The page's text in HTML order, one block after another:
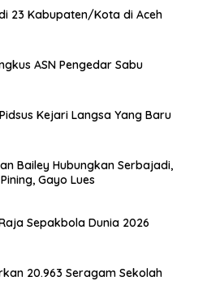
23 Kabupaten/Kota di Aceh
ASN Pengedar Sabu
Kejari Langsa Yang Baru
Bailey Hubungkan Serbajadi,
Gayo Lues
Sepakbola Dunia 2026
20.963 Seragam Sekolah